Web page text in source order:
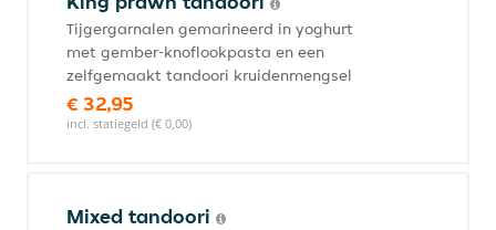
Tijgergarnalen gemarineerd in yoghurt
met gember-knoflookpasta en een
zelfgemaakt tandoori kruidenmengsel
€ 32,95
incl. statiegeld (€ 0,00)
Mixed tandoori